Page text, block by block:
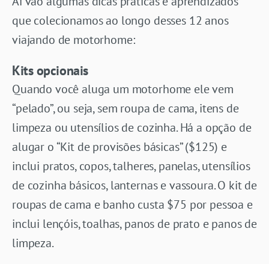
que colecionamos ao longo desses 12 anos
viajando de motorhome:
Kits opcionais
Quando você aluga um motorhome ele vem
“pelado”, ou seja, sem roupa de cama, itens de
limpeza ou utensílios de cozinha. Há a opção de
alugar o “Kit de provisões básicas” ($125) e
inclui pratos, copos, talheres, panelas, utensílios
de cozinha básicos, lanternas e vassoura. O kit de
roupas de cama e banho custa $75 por pessoa e
inclui lençóis, toalhas, panos de prato e panos de
limpeza.